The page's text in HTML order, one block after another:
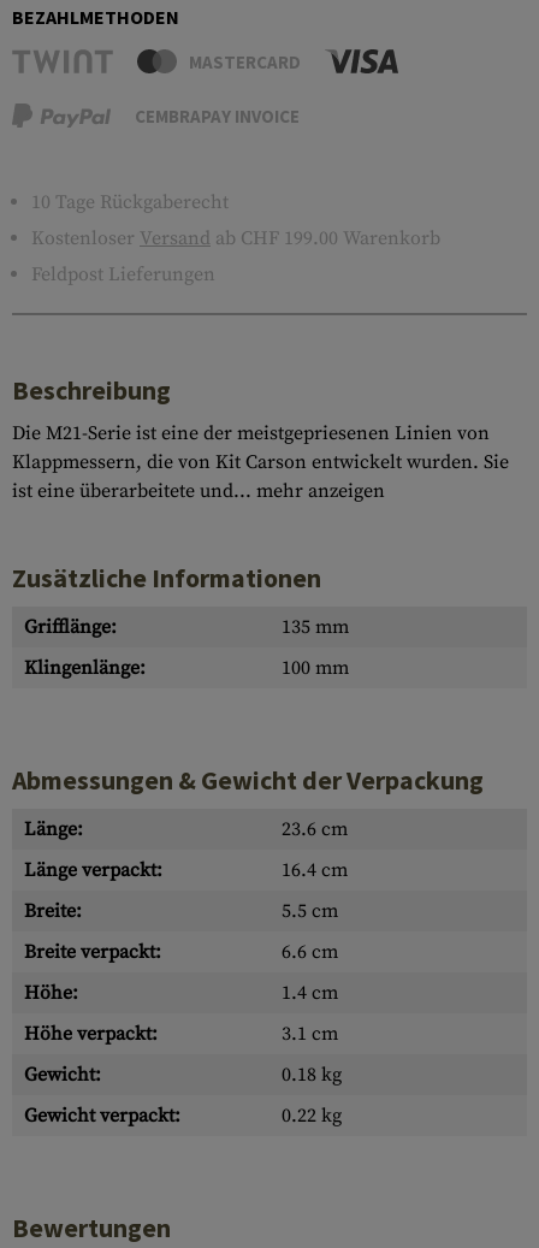
BEZAHLMETHODEN
MASTERCARD
CEMBRAPAY INVOICE
10 Tage Rückgaberecht
Kostenloser Versand ab CHF 199.00 Warenkorb
Feldpost Lieferungen
Beschreibung
Die M21-Serie ist eine der meistgepriesenen Linien von
Klappmessern, die von Kit Carson entwickelt wurden. Sie
ist eine überarbeitete und... mehr anzeigen
Zusätzliche Informationen
Grifflänge:
135 mm
Klingenlänge:
100 mm
Abmessungen & Gewicht der Verpackung
Länge:
23.6 cm
Länge verpackt:
16.4 cm
Breite:
5.5 cm
Breite verpackt:
6.6 cm
Höhe:
1.4 cm
Höhe verpackt:
3.1 cm
Gewicht:
0.18 kg
Gewicht verpackt:
0.22 kg
Bewertungen